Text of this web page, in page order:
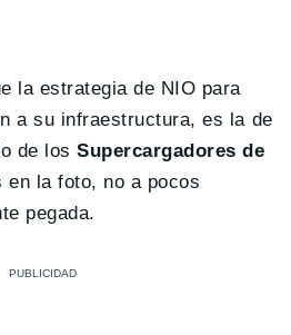
la estrategia de NIO para
a su infraestructura, es la de
de losSupercargadores de
en la foto, no a pocos
pegada.